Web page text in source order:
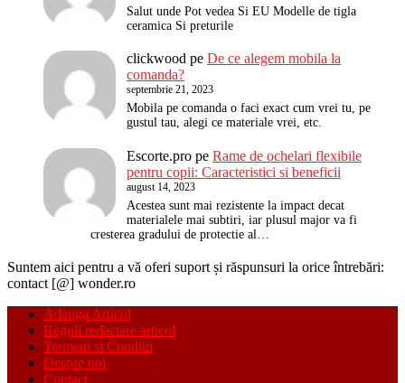
Salut unde Pot vedea Si EU Modelle de tigla
ceramica Si preturile
clickwood pe De ce alegem mobila la
comanda?
septembrie 21, 2023
Mobila pe comanda o faci exact cum vrei tu, pe
gustul tau, alegi ce materiale vrei, etc.
Escorte.pro pe Rame de ochelari flexibile
pentru copii: Caracteristici si beneficii
august 14, 2023
Acestea sunt mai rezistente la impact decat
materialele mai subtiri, iar plusul major va fi
cresterea gradului de protectie al…
Suntem aici pentru a vă oferi suport și răspunsuri la orice întrebări:
contact [@] wonder.ro
Adauga Articol
Reguli redactare articol
Termeni si Conditii
Despre noi
Contact